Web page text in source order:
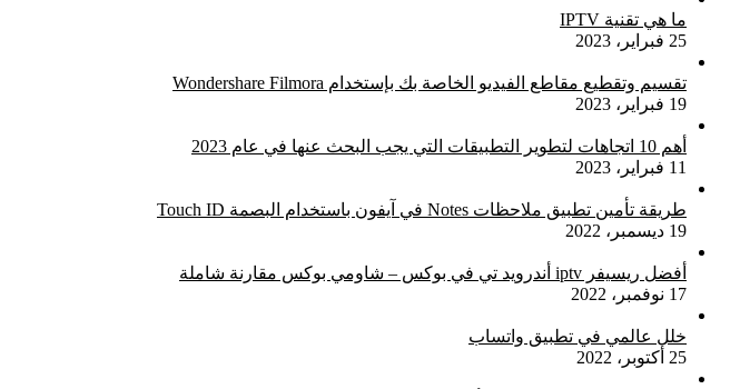
ما هي تقنية IPTV
25 فبراير، 2023
تقسيم وتقطيع مقاطع الفيديو الخاصة بك بإستخدام Wondershare Filmora
19 فبراير، 2023
أهم 10 اتجاهات لتطوير التطبيقات التي يجب البحث عنها في عام 2023
11 فبراير، 2023
طريقة تأمين تطبيق ملاحظات Notes في آيفون باستخدام البصمة Touch ID
19 ديسمبر، 2022
أفضل ريسيفر iptv أندرويد تي في بوكس – شاومي بوكس مقارنة شاملة
17 نوفمبر، 2022
خلل عالمي في تطبيق واتساب
25 أكتوبر، 2022